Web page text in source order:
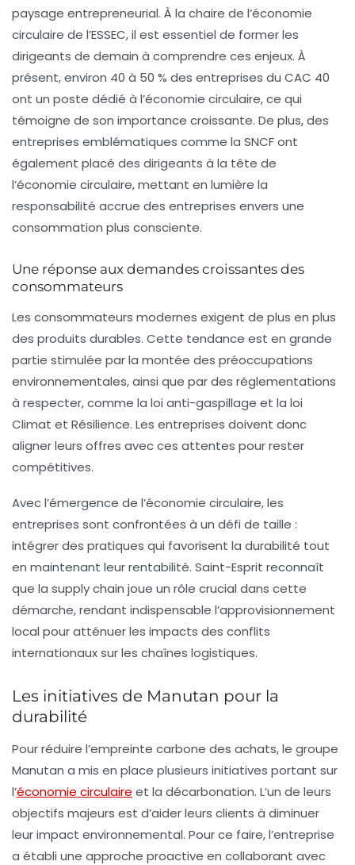
paysage entrepreneurial. À la chaire de l’économie
circulaire de l’ESSEC, il est essentiel de former les
dirigeants de demain à comprendre ces enjeux. À
présent, environ 40 à 50 % des entreprises du CAC 40
ont un poste dédié à l’économie circulaire, ce qui
témoigne de son importance croissante. De plus, des
entreprises emblématiques comme la SNCF ont
également placé des dirigeants à la tête de
l’économie circulaire, mettant en lumière la
responsabilité accrue des entreprises envers une
consommation plus consciente.
Une réponse aux demandes croissantes des
consommateurs
Les consommateurs modernes exigent de plus en plus
des produits durables. Cette tendance est en grande
partie stimulée par la montée des préoccupations
environnementales, ainsi que par des réglementations
à respecter, comme la loi anti-gaspillage et la loi
Climat et Résilience. Les entreprises doivent donc
aligner leurs offres avec ces attentes pour rester
compétitives.
Avec l’émergence de l’économie circulaire, les
entreprises sont confrontées à un défi de taille :
intégrer des pratiques qui favorisent la durabilité tout
en maintenant leur rentabilité. Saint-Esprit reconnaît
que la supply chain joue un rôle crucial dans cette
démarche, rendant indispensable l’approvisionnement
local pour atténuer les impacts des conflits
internationaux sur les chaînes logistiques.
Les initiatives de Manutan pour la
durabilité
Pour réduire l’empreinte carbone des achats, le groupe
Manutan a mis en place plusieurs initiatives portant sur
l’économie circulaire et la décarbonation. L’un de leurs
objectifs majeurs est d’aider leurs clients à diminuer
leur impact environnemental. Pour ce faire, l’entreprise
a établi une approche proactive en collaborant avec